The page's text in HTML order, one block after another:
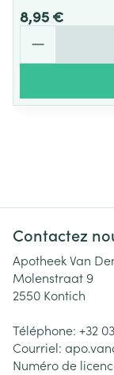
8,95 €
Contactez
Apotheek Van
Molenstraat 9
2550 Kontich
Téléphone: +32
Courriel:
Numéro de